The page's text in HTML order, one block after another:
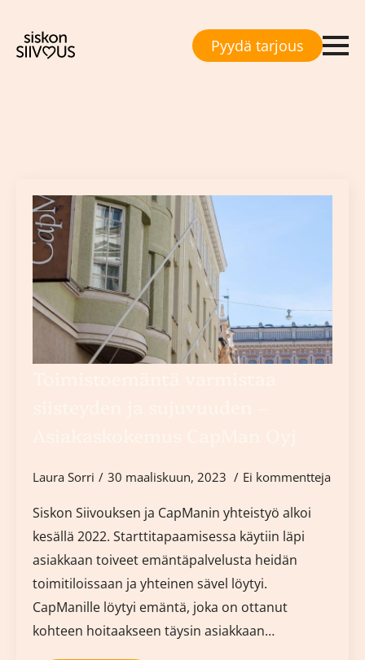
Pyydä tarjous
Laura Sorri 30 maaliskuun, 2023 Ei kommentteja
Siskon Siivouksen ja CapManin yhteistyö alkoi
kesällä 2022. Starttitapaamisessa käytiin läpi
asiakkaan toiveet emäntäpalvelusta heidän
toimitiloissaan ja yhteinen sävel löytyi.
CapManille löytyi emäntä, joka on ottanut
kohteen hoitaakseen täysin asiakkaan…